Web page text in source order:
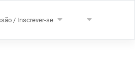
/ Inscrever-se